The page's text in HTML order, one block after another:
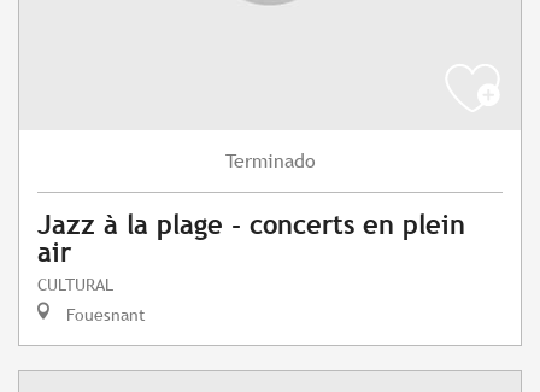
Terminado
Jazz à la plage - concerts en plein
air
CULTURAL
Fouesnant